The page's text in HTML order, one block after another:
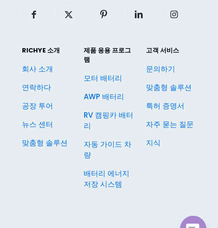
RICHYE 소개
회사 소개
연락하다
공장 투어
뉴스 센터
맞춤형 솔루션
제품 응용 프로그
램
모터 배터리
AWP 배터리
RV 캠핑카 배터
리
자동 가이드 차
량
배터리 에너지
저장 시스템
고객 서비스
문의하기
맞춤형 솔루션
특허 증명서
자주 묻는 질문
지식